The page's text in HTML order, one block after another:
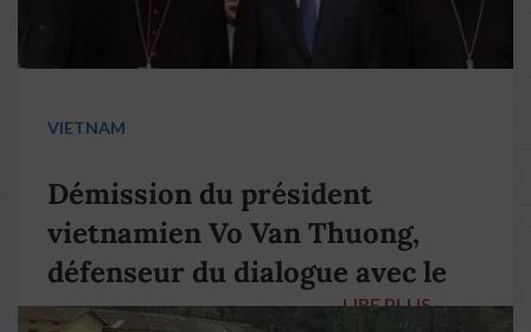
VIETNAM
Démission du président
vietnamien Vo Van Thuong,
défenseur du dialogue avec le
pape François
LIRE PLUS →